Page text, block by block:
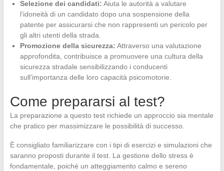
Selezione dei candidati: Aiuta le autorità a valutare
l’idoneità di un candidato dopo una sospensione della
patente per assicurarsi che non rappresenti un pericolo per
gli altri utenti della strada.
Promozione della sicurezza: Attraverso una valutazione
approfondita, contribuisce a promuovere una cultura della
sicurezza stradale sensibilizzando i conducenti
sull’importanza delle loro capacità psicomotorie.
Come prepararsi al test?
La preparazione a questo test richiede un approccio sia mentale
che pratico per massimizzare le possibilità di successo.
È consigliato familiarizzare con i tipi di esercizi e simulazioni che
saranno proposti durante il test. La gestione dello stress è
fondamentale, poiché un atteggiamento calmo e sereno